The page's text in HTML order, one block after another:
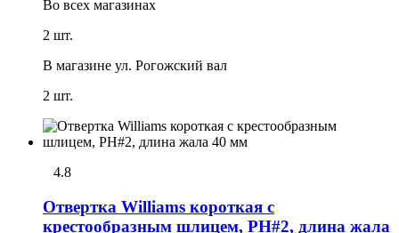
Во всех магазинах
2 шт.
В магазине ул. Рогожский вал
2 шт.
4.8
Отвертка Williams короткая с
крестообразным шлицем, PH#2, длина жала